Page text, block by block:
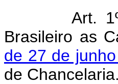
Art.
Brasileiro as
de 27 de
de Chancelaria.